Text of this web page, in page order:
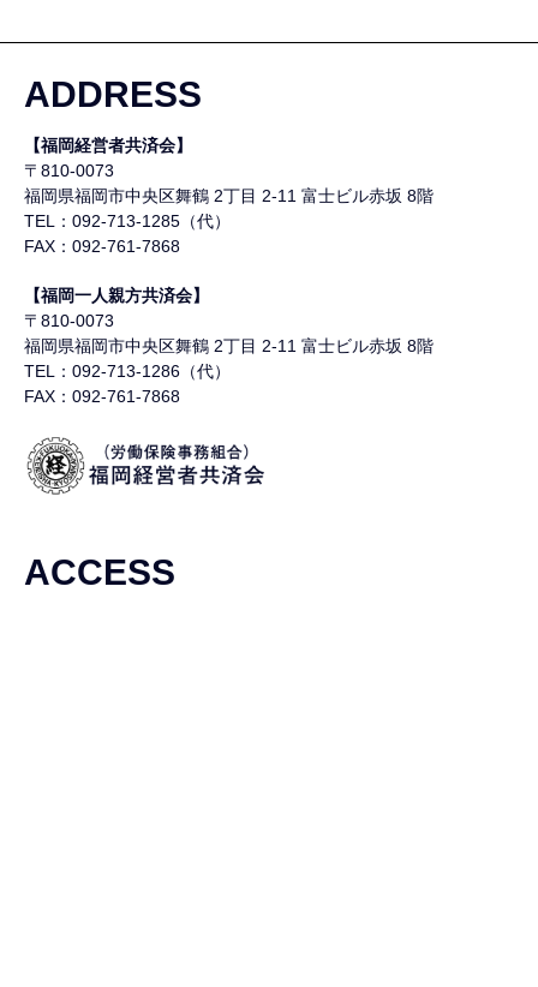
ADDRESS
【福岡経営者共済会】
〒810-0073
福岡県福岡市中央区舞鶴 2丁目 2-11 富士ビル赤坂 8階
TEL：092-713-1285（代）
FAX：092-761-7868
【福岡一人親方共済会】
〒810-0073
福岡県福岡市中央区舞鶴 2丁目 2-11 富士ビル赤坂 8階
TEL：092-713-1286（代）
FAX：092-761-7868
ACCESS